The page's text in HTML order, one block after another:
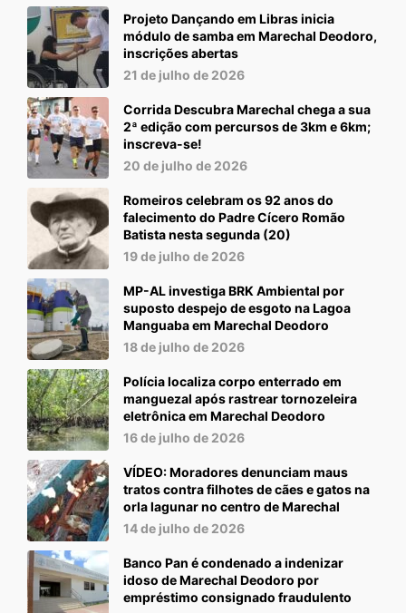
Projeto Dançando em Libras inicia
módulo de samba em Marechal Deodoro,
inscrições abertas
21 de julho de 2026
Corrida Descubra Marechal chega a sua
2ª edição com percursos de 3km e 6km;
inscreva-se!
20 de julho de 2026
Romeiros celebram os 92 anos do
falecimento do Padre Cícero Romão
Batista nesta segunda (20)
19 de julho de 2026
MP-AL investiga BRK Ambiental por
suposto despejo de esgoto na Lagoa
Manguaba em Marechal Deodoro
18 de julho de 2026
Polícia localiza corpo enterrado em
manguezal após rastrear tornozeleira
eletrônica em Marechal Deodoro
16 de julho de 2026
VÍDEO: Moradores denunciam maus
tratos contra filhotes de cães e gatos na
orla lagunar no centro de Marechal
14 de julho de 2026
Banco Pan é condenado a indenizar
idoso de Marechal Deodoro por
empréstimo consignado fraudulento